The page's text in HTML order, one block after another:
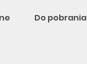
Do pobrania